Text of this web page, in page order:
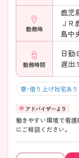
勤務地
鹿児
ＪＲ
島中
勤務時間
日勤
遅出
寮・借り上げ社宅あり
働きやすい環境で看
にご相談ください。